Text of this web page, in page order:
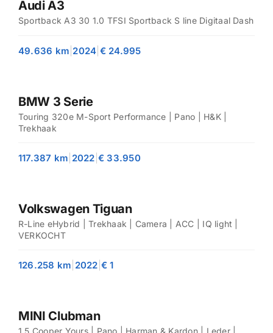
Audi A3
Sportback A3 30 1.0 TFSI Sportback S line Digitaal Dash
49.636 km 2024 € 24.995
BMW 3 Serie
Touring 320e M-Sport Performance | Pano | H&K |
Trekhaak
117.387 km 2022 € 33.950
Volkswagen Tiguan
R-Line eHybrid | Trekhaak | Camera | ACC | IQ light |
VERKOCHT
126.258 km 2022 € 1
MINI Clubman
1.5 Cooper Yours | Pano | Harman & Kardon | Leder |